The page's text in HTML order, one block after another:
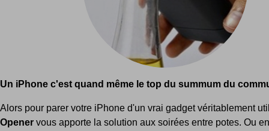
Un iPhone c'est quand même le top du summum du
Alors pour parer votre iPhone d'un vrai gadget véritablement
Opener vous apporte la solution aux soirées entre potes. Ou